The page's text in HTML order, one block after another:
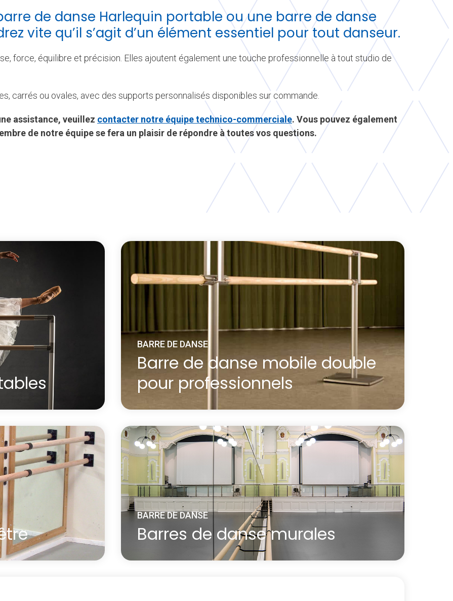
de danse Harlequin portable ou une barre de danse
vite qu’il s’agit d’un élément essentiel pour tout danseur.
force, équilibre et précision. Elles ajoutent également une touche professionnelle à tout studio de
carrés ou ovales, avec des supports personnalisés disponibles sur commande.
assistance, veuillez contacter notre équipe technico-commerciale. Vous pouvez également
de notre équipe se fera un plaisir de répondre à toutes vos questions.
dans le confort
BARRE DE DANSE
Barre de danse mobile double
pour professionnels
La barre de danse mobile double Harlequin pour professionnels
consiste en deux barres en pin de 3m montées sur des poteaux
et socles en acier. La construction est très robuste et inspire
confiance au danseur.
à propos Barre de danse mobile double pour professionnels
BARRE DE DANSE
Barres de danse murales